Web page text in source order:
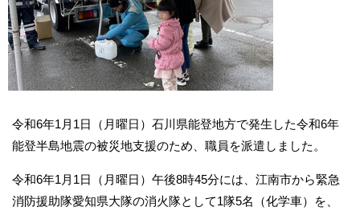
令和6年1月1日（月曜日）石川県能登地方で発生した令和6年
能登半島地震の被災地支援のため、職員を派遣しました。
令和6年1月1日（月曜日）午後8時45分には、江南市から緊急
消防援助隊愛知県大隊の消火隊として1隊5名（化学車）を、